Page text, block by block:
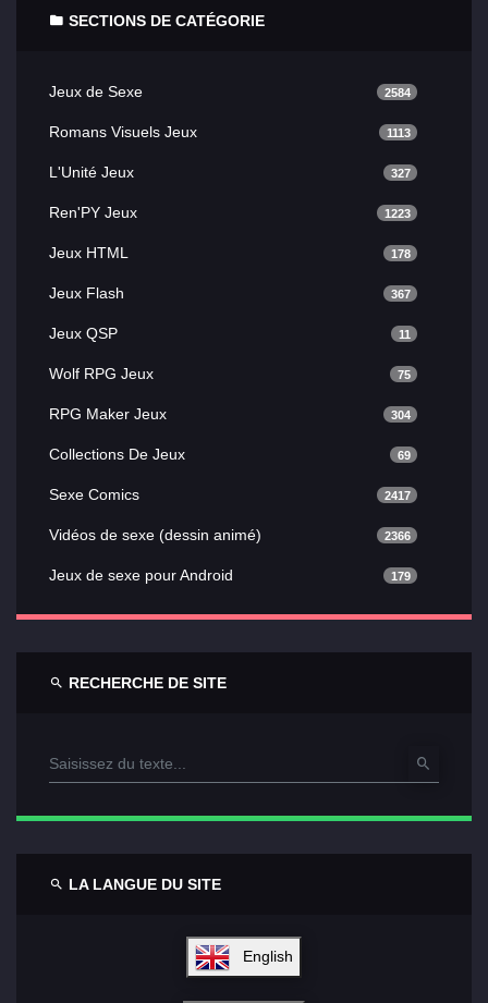
SECTIONS DE CATÉGORIE
Jeux de Sexe 2584
Romans Visuels Jeux 1113
L'Unité Jeux 327
Ren'PY Jeux 1223
Jeux HTML 178
Jeux Flash 367
Jeux QSP 11
Wolf RPG Jeux 75
RPG Maker Jeux 304
Collections De Jeux 69
Sexe Comics 2417
Vidéos de sexe (dessin animé) 2366
Jeux de sexe pour Android 179
RECHERCHE DE SITE
LA LANGUE DU SITE
English